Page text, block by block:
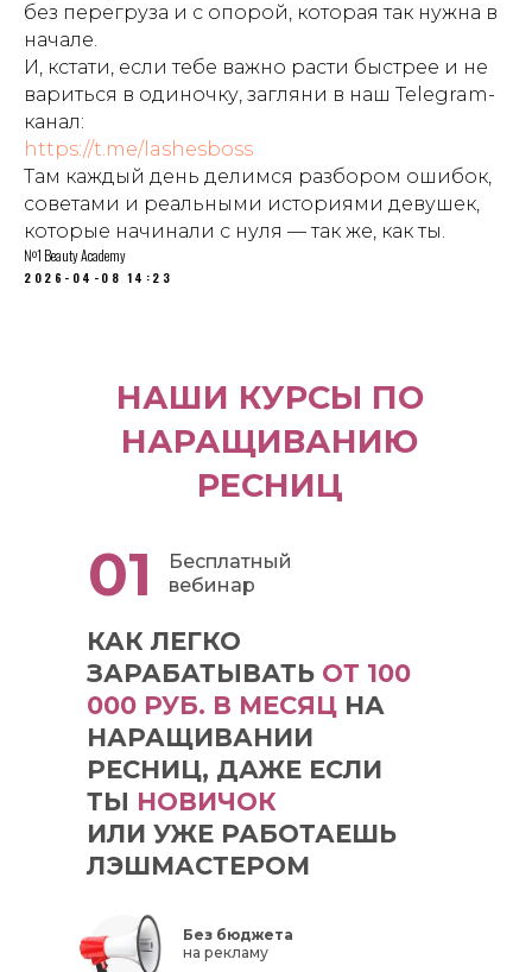
без перегруза и с опорой, которая так нужна в
начале.
И, кстати, если тебе важно расти быстрее и не
вариться в одиночку, загляни в наш Telegram-
канал:
https://t.me/lashesboss
Там каждый день делимся разбором ошибок,
советами и реальными историями девушек,
которые начинали с нуля — так же, как ты.
№1 Beauty Academy
2026-04-08 14:23
НАШИ КУРСЫ ПО
НАРАЩИВАНИЮ
РЕСНИЦ
КАК ЛЕГКО
ЗАРАБАТЫВАТЬ ОТ 100
000 РУБ. В МЕСЯЦ НА
НАРАЩИВАНИИ
РЕСНИЦ, ДАЖЕ ЕСЛИ
ТЫ НОВИЧОК
ИЛИ УЖЕ РАБОТАЕШЬ
ЛЭШМАСТЕРОМ
Бесплатный
вебинар
Без бюджета
на рекламу
01